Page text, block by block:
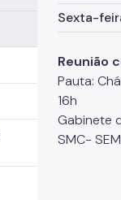
Sexta-
Reunião
Pauta:
16h
Gabinete
SMC-